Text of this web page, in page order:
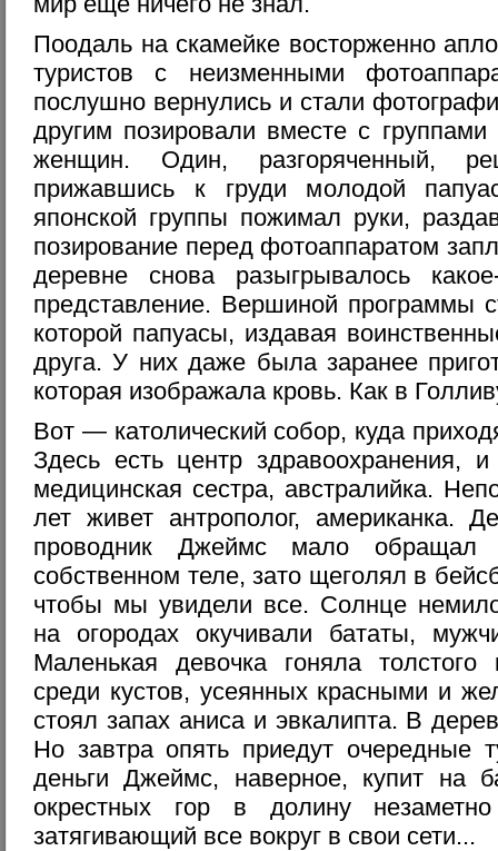
Поодаль на скамейке восторженно
туристов с неизменными
послушно вернулись и стали
другим позировали вместе с
женщин. Один, разгоряченный,
прижавшись к груди молодой
японской группы пожимал руки,
позирование перед фотоаппаратом
деревне снова разыгрывалось
представление. Вершиной программы
которой папуасы, издавая
друга. У них даже была заранее
которая изображала кровь. Как в
Вот — католический собор, куда
Здесь есть центр здравоохранения,
медицинская сестра, австралийка.
лет живет антрополог, американка.
проводник Джеймс мало
собственном теле, зато щеголял в
чтобы мы увидели все. Солнце
на огородах окучивали бататы,
Маленькая девочка гоняла толстого
среди кустов, усеянных красными и
стоял запах аниса и эвкалипта. В
Но завтра опять приедут очередные
деньги Джеймс, наверное, купит на
окрестных гор в долину
затягивающий все вокруг в свои сети...